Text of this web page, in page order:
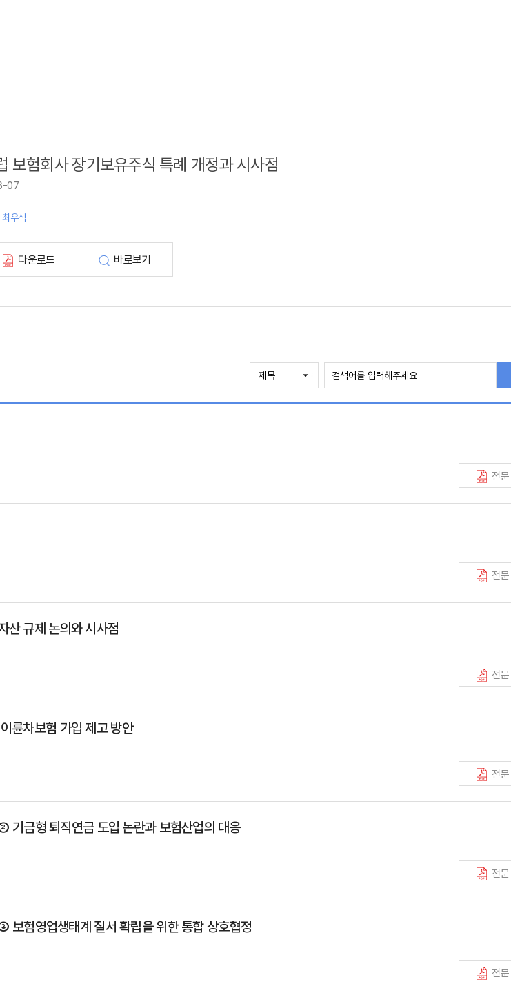
보험회사 장기보유주식 특례 개정과 시사점
07
최우석
다운로드 바로보기
전문
전문
산 규제 논의와 시사점
전문
륜차보험 가입 제고 방안
전문
기금형 퇴직연금 도입 논란과 보험산업의 대응
전문
보험영업생태계 질서 확립을 위한 통합 상호협정
전문